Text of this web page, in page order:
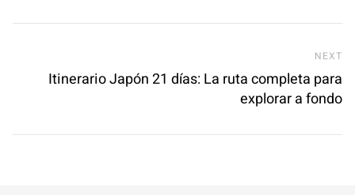
NEXT
Itinerario Japón 21 días: La ruta completa para
explorar a fondo